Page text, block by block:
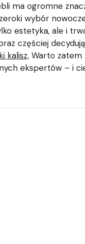
ma ogromne
wybór
estetyka, ale i
częściej
kalisz, Warto zatem
ekspertów – i